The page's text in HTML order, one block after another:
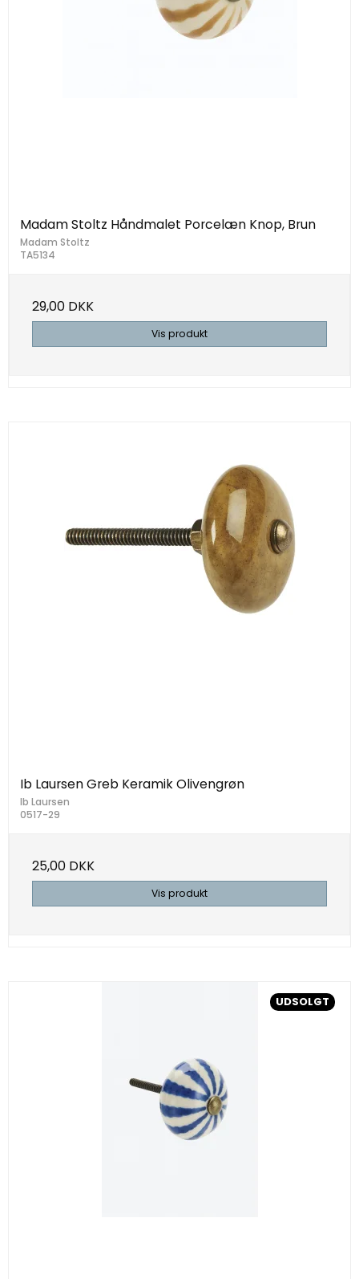
Madam Stoltz Håndmalet Porcelæn Knop, Brun
Madam Stoltz
TA5134
29,00 DKK
Vis produkt
Ib Laursen Greb Keramik Olivengrøn
Ib Laursen
0517-29
25,00 DKK
Vis produkt
UDSOLGT